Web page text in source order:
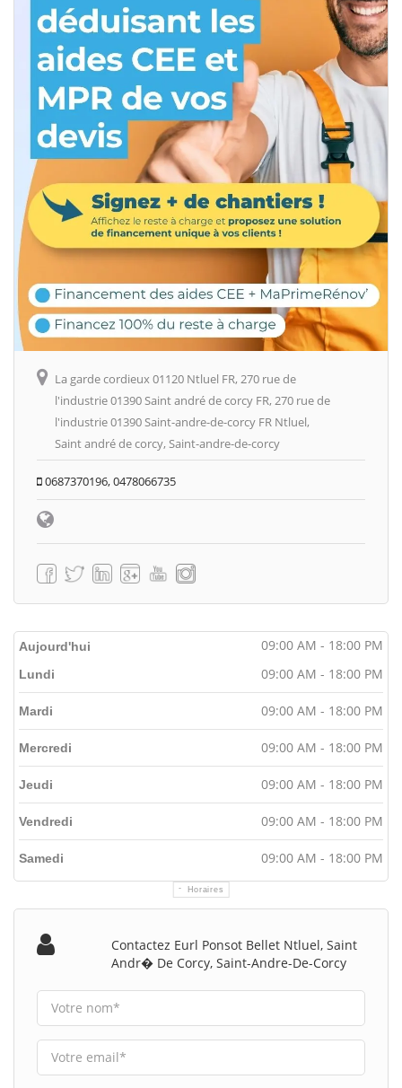
La garde cordieux 01120 Ntluel FR, 270 rue de
l'industrie 01390 Saint andré de corcy FR, 270 rue de
l'industrie 01390 Saint-andre-de-corcy FR Ntluel,
Saint andré de corcy, Saint-andre-de-corcy
0687370196, 0478066735
Aujourd'hui 09:00 AM - 18:00 PM
Horaires
Lundi 09:00 AM - 18:00 PM
Mardi 09:00 AM - 18:00 PM
Mercredi 09:00 AM - 18:00 PM
Jeudi 09:00 AM - 18:00 PM
Vendredi 09:00 AM - 18:00 PM
Samedi 09:00 AM - 18:00 PM
Contactez Eurl Ponsot Bellet Ntluel, Saint
Andr� De Corcy, Saint-Andre-De-Corcy